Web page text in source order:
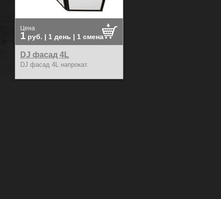
Цена
1 руб. | 1 день | 1 смена
DJ фасад 4L
DJ фасад 4L напрокат.